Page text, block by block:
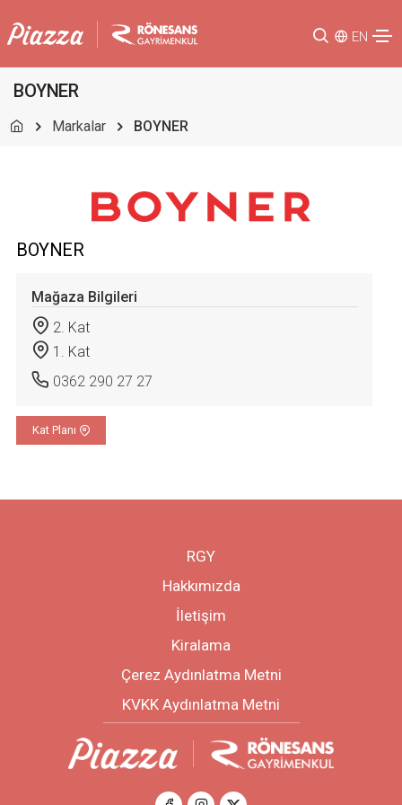
EN
BOYNER
Markalar BOYNER
BOYNER
Mağaza Bilgileri
2. Kat
1. Kat
0362 290 27 27
Kat Planı
RGY
Hakkımızda
İletişim
Kiralama
Çerez Aydınlatma Metni
KVKK Aydınlatma Metni